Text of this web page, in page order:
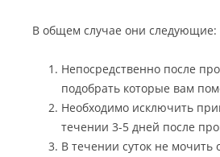
В общем случае они следующие:
Непосредственно после
подобрать которые вам
Необходимо исключить
течении 3-5 дней после
В течении суток не мочить